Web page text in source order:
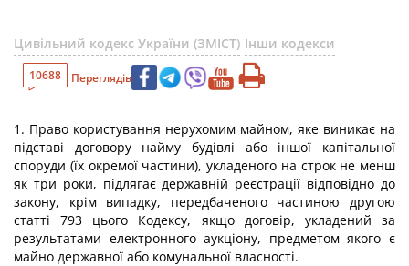
Цивільний кодекс України (ЗМІСТ) Інши кодекси
10688 Переглядів
1. Право користування нерухомим майном, яке виникає на
підставі договору найму будівлі або іншої капітальної
споруди (їх окремої частини), укладеного на строк не менш
як три роки, підлягає державній реєстрації відповідно до
закону, крім випадку, передбаченого частиною другою
статті 793 цього Кодексу, якщо договір, укладений за
результатами електронного аукціону, предметом якого є
майно державної або комунальної власності.